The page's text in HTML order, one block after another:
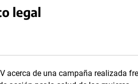
legal
acerca de una campaña realizada